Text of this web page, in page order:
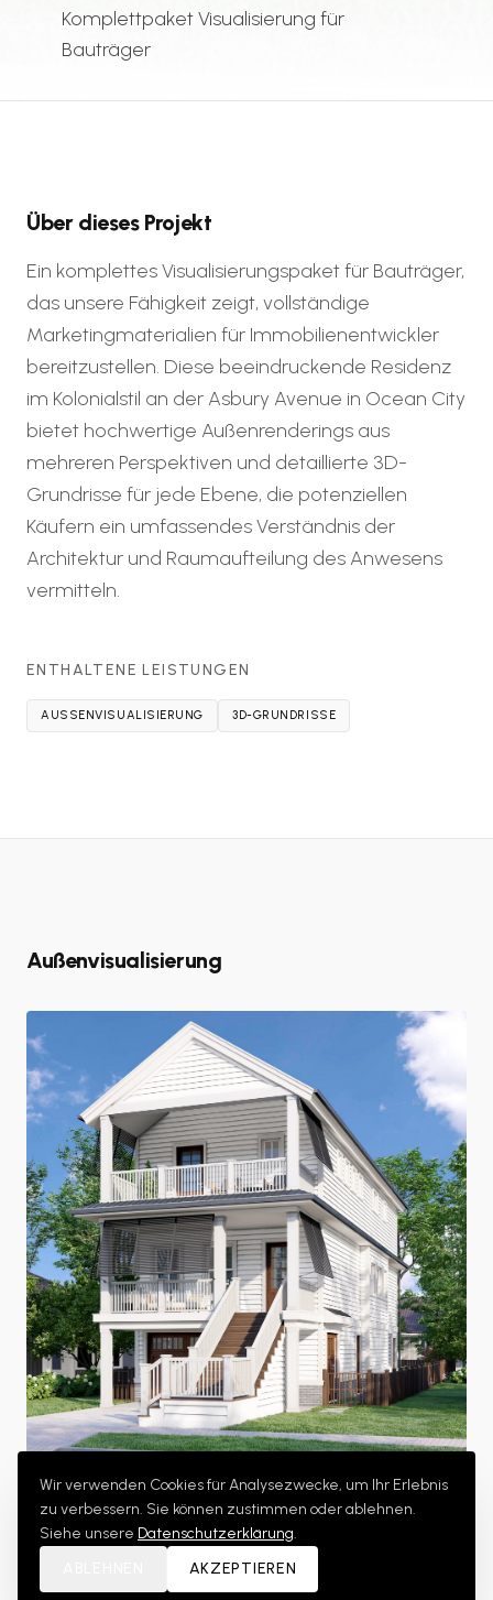
Komplettpaket Visualisierung für
Bauträger
Über dieses Projekt
Ein komplettes Visualisierungspaket für Bauträger,
das unsere Fähigkeit zeigt, vollständige
Marketingmaterialien für Immobilienentwickler
bereitzustellen. Diese beeindruckende Residenz
im Kolonialstil an der Asbury Avenue in Ocean City
bietet hochwertige Außenrenderings aus
mehreren Perspektiven und detaillierte 3D-
Grundrisse für jede Ebene, die potenziellen
Käufern ein umfassendes Verständnis der
Architektur und Raumaufteilung des Anwesens
vermitteln.
ENTHALTENE LEISTUNGEN
AUSSENVISUALISIERUNG 3D-GRUNDRISSE
Außenvisualisierung
Wir verwenden Cookies für Analysezwecke, um Ihr Erlebnis
zu verbessern. Sie können zustimmen oder ablehnen.
Siehe unsere Datenschutzerklärung.
AKZEPTIEREN